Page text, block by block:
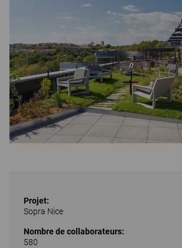
Projet:
Sopra Nice
Nombre de collaborateurs:
580